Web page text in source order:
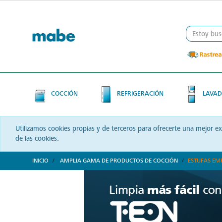
COCCIÓN REFRIGERACIÓN
Utilizamos cookies propias y de terceros para ofrecerte una mejor
de las cookies.
INICIO AMPLIA GAMA DE PRODUCTOS DE COCCIÓN ESTUFAS